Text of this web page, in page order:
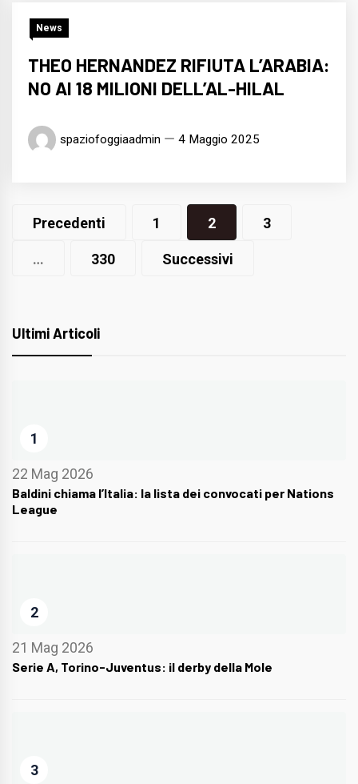
News
THEO HERNANDEZ RIFIUTA L’ARABIA:
NO AI 18 MILIONI DELL’AL-HILAL
spaziofoggiaadmin 4 Maggio 2025
Navigazione
Precedenti 1 2 3
… 330 Successivi
Ultimi Articoli
1
22 Mag 2026
Baldini chiama l’Italia: la lista dei convocati per Nations
League
2
21 Mag 2026
Serie A, Torino-Juventus: il derby della Mole
3